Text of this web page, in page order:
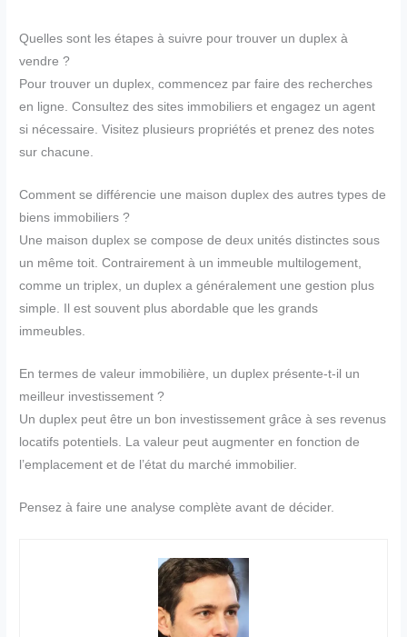
Quelles sont les étapes à suivre pour trouver un duplex à
vendre ?
Pour trouver un duplex, commencez par faire des recherches
en ligne. Consultez des sites immobiliers et engagez un agent
si nécessaire. Visitez plusieurs propriétés et prenez des notes
sur chacune.
Comment se différencie une maison duplex des autres types de
biens immobiliers ?
Une maison duplex se compose de deux unités distinctes sous
un même toit. Contrairement à un immeuble multilogement,
comme un triplex, un duplex a généralement une gestion plus
simple. Il est souvent plus abordable que les grands
immeubles.
En termes de valeur immobilière, un duplex présente-t-il un
meilleur investissement ?
Un duplex peut être un bon investissement grâce à ses revenus
locatifs potentiels. La valeur peut augmenter en fonction de
l’emplacement et de l’état du marché immobilier.
Pensez à faire une analyse complète avant de décider.